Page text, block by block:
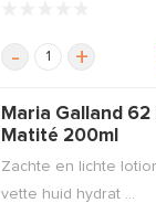
- +
Maria Galland
Matité 200ml
Zachte en lichte
vette huid hydrat ...